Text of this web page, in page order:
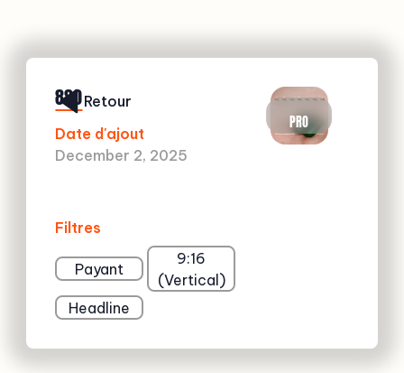
880
Date d'ajout
December 2, 2025
Filtres
Payant
9:16
(Vertical)
Headline
PRO
Retour